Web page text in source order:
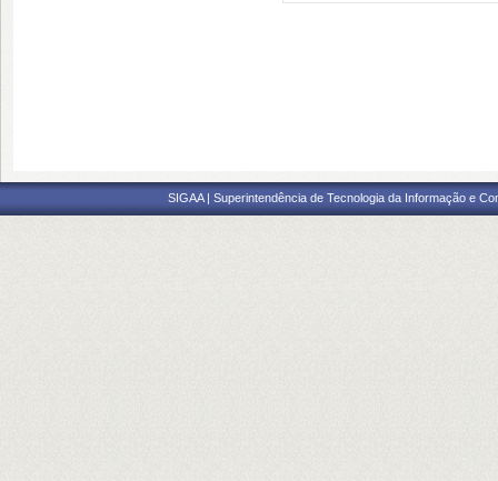
SIGAA | Superintendência de Tecnologia da Informação e